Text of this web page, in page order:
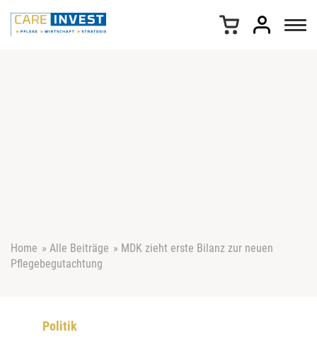
Home » Alle Beiträge » MDK zieht erste Bilanz zur neuen
Pflegebegutachtung
Politik